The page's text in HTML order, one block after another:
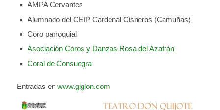
AMPA Cervantes
Alumnado del CEIP Cardenal Cisneros (Camuñas)
Coro parroquial
Asociación Coros y Danzas Rosa del Azafrán
Coral de Consuegra
Entradas en www.giglon.com